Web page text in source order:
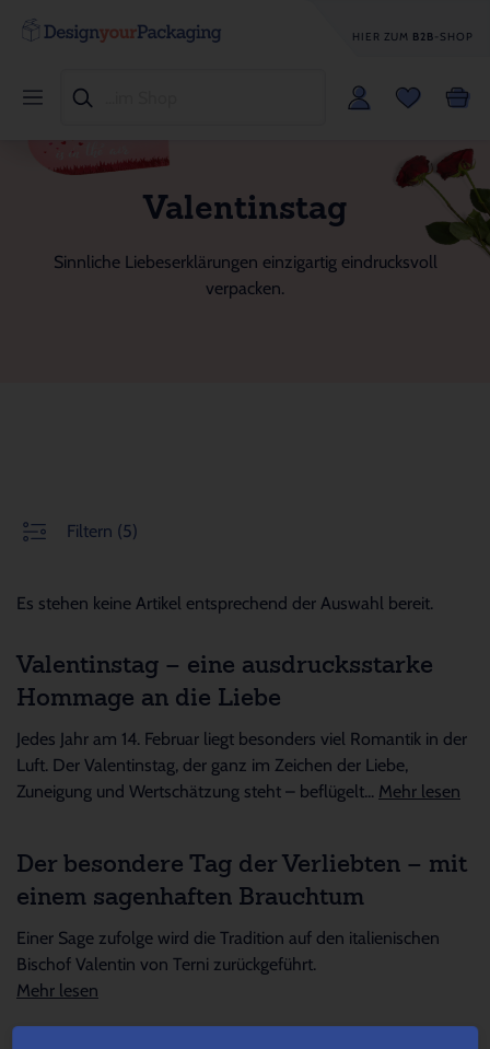
HIER ZUM B2B-SHOP
Valentinstag
Sinnliche Liebeserklärungen einzigartig eindrucksvoll
verpacken.
Filtern (5)
Es stehen keine Artikel entsprechend der Auswahl bereit.
Valentinstag – eine ausdrucksstarke
Hommage an die Liebe
Jedes Jahr am 14. Februar liegt besonders viel Romantik in der
Luft. Der Valentinstag, der ganz im Zeichen der Liebe,
Zuneigung und Wertschätzung steht – beflügelt... Mehr lesen
Der besondere Tag der Verliebten – mit
einem sagenhaften Brauchtum
Einer Sage zufolge wird die Tradition auf den italienischen
Bischof Valentin von Terni zurückgeführt.
Mehr lesen